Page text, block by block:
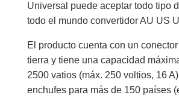
Universal puede aceptar todo tipo
todo el mundo convertidor AU US
El producto cuenta con un
tierra y tiene una capacidad
2500 vatios (máx. 250 voltios, 16
enchufes para más de 150 países